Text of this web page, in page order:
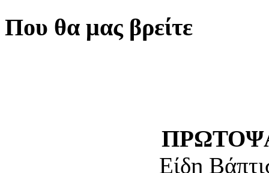
Που θα μας βρείτε
Είδη